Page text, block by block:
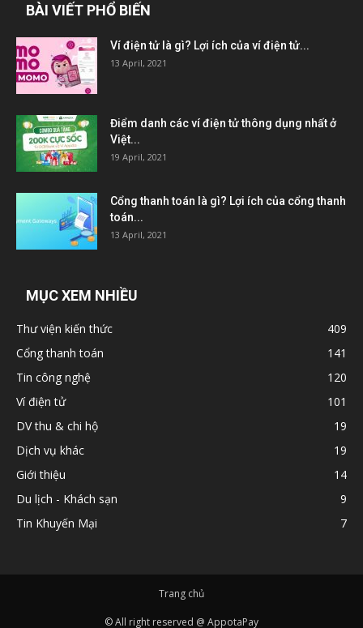
BÀI VIẾT PHỔ BIẾN
Ví điện tử là gì? Lợi ích của ví điện tử...
13 April, 2021
Điểm danh các ví điện tử thông dụng nhất ở
Việt...
19 April, 2021
Cổng thanh toán là gì? Lợi ích của cổng thanh
toán...
13 April, 2021
MỤC XEM NHIỀU
Thư viện kiến thức
409
Cổng thanh toán
141
Tin công nghệ
120
Ví điện tử
101
DV thu & chi hộ
19
Dịch vụ khác
19
Giới thiệu
14
Du lịch - Khách sạn
9
Tin Khuyến Mại
7
Trang chủ
© All right reserved @ AppotaPay